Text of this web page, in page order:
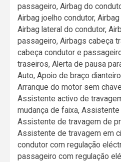
passageiro, Airbag do
Airbag joelho condutor,
Airbag lateral do condutor,
passageiro, Airbags cabeça
cabeça condutor e
traseiros, Alerta de pausa
Auto, Apoio de braço
Arranque do motor sem
Assistente activo de
mudança de faixa,
Assistente de travagem de
Assistente de travagem em
condutor com regulação
passageiro com regulação